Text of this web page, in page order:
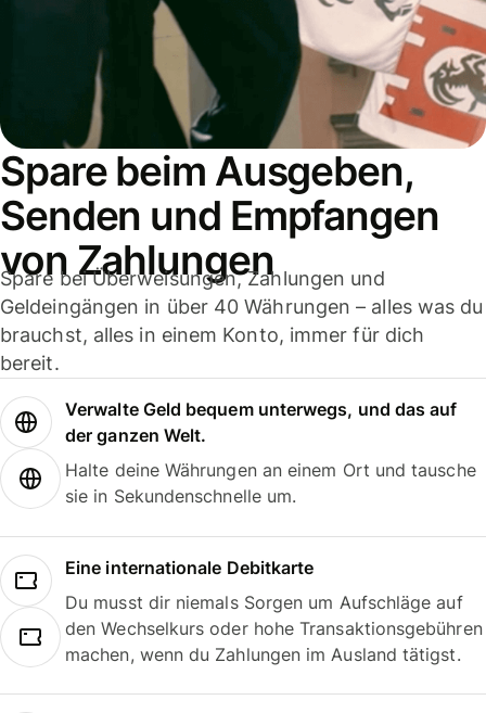
Spare beim Ausgeben,
Senden und Empfangen
von Zahlungen
Spare bei Überweisungen, Zahlungen und
Geldeingängen in über 40 Währungen – alles was du
brauchst, alles in einem Konto, immer für dich
bereit.
Verwalte Geld bequem unterwegs, und das auf
der ganzen Welt.
Halte deine Währungen an einem Ort und tausche
sie in Sekundenschnelle um.
Eine internationale Debitkarte
Du musst dir niemals Sorgen um Aufschläge auf
den Wechselkurs oder hohe Transaktionsgebühren
machen, wenn du Zahlungen im Ausland tätigst.